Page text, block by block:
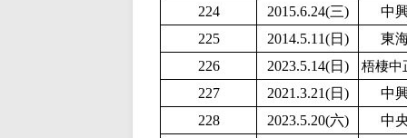
224
2015.6.24(三)
中
225
2014.5.11(日)
東
226
2023.5.14(日) 梧棲中
227 2021.3.21(日)
中
228
2023.5.20(六)
中